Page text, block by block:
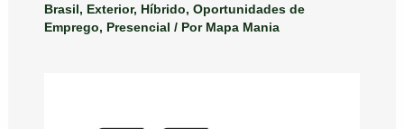
Brasil, Exterior, Híbrido, Oportunidades de
Emprego, Presencial / Por Mapa Mania